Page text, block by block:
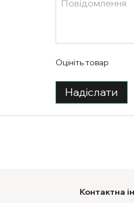
Оцініть товар
Надіслати
Контактна